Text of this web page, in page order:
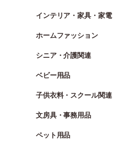
インテリア・家具・家電
ホームファッション
シニア・介護関連
ベビー用品
子供衣料・スクール関連
文房具・事務用品
ペット用品